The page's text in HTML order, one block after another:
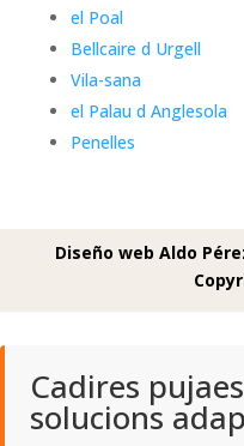
el Poal
Bellcaire d Urgell
Vila-sana
el Palau d Anglesola
Penelles
Diseño web Aldo
Cadires
solucions